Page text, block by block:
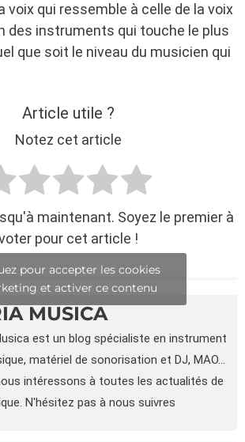
voix qui ressemble à celle de la voix
des instruments qui touche le plus
que soit le niveau du musicien qui
Article utile ?
Notez cet article
maintenant. Soyez le premier à
pour cet article !
pour accepter les cookies
et activer ce contenu
MUSICA
est un blog spécialiste en instrument
matériel de sonorisation et DJ, MAO...
intéressons à toutes les actualités de
N'hésitez pas à nous suivres